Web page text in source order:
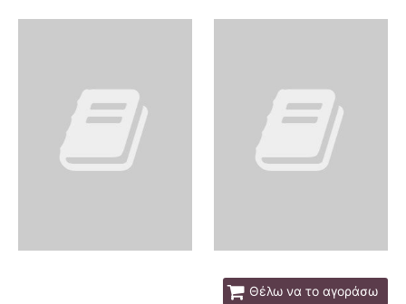
Θέλω να το αγοράσω